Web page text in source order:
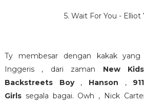
5. Wait For You - Elliot
Ty membesar dengan kakak
Inggeris , dari zaman New
Backstreets Boy, Hanson ,
Girlssegala bagai. Owh , Nick